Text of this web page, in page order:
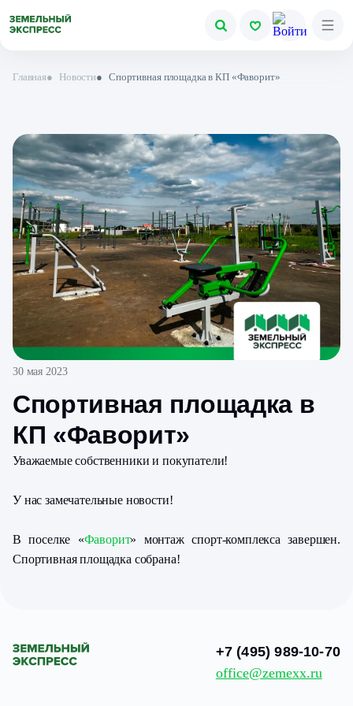
Главная● Новости● Спортивная площадка в КП «Фаворит»
30 мая 2023
Спортивная площадка в
КП «Фаворит»
Уважаемые собственники и покупатели!
У нас замечательные новости!
В поселке «Фаворит» монтаж спорт-комплекса завершен.
Спортивная площадка собрана!
+7 (495) 989-10-70
office@zemexx.ru